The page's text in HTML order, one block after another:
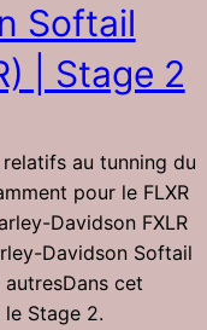
Softail
| Stage 2
au tunning du
pour le FLXR
Davidson FXLR
Davidson Softail
autresDans cet
Stage 2.